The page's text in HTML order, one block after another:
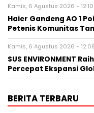
Kamis, 6 Agustus 2026 - 12:10
Haier Gandeng AO 1
Petenis Komunitas
Kamis, 6 Agustus 2026 -
SUS ENVIRONMENT
Percepat Ekspansi
BERITA TERBARU